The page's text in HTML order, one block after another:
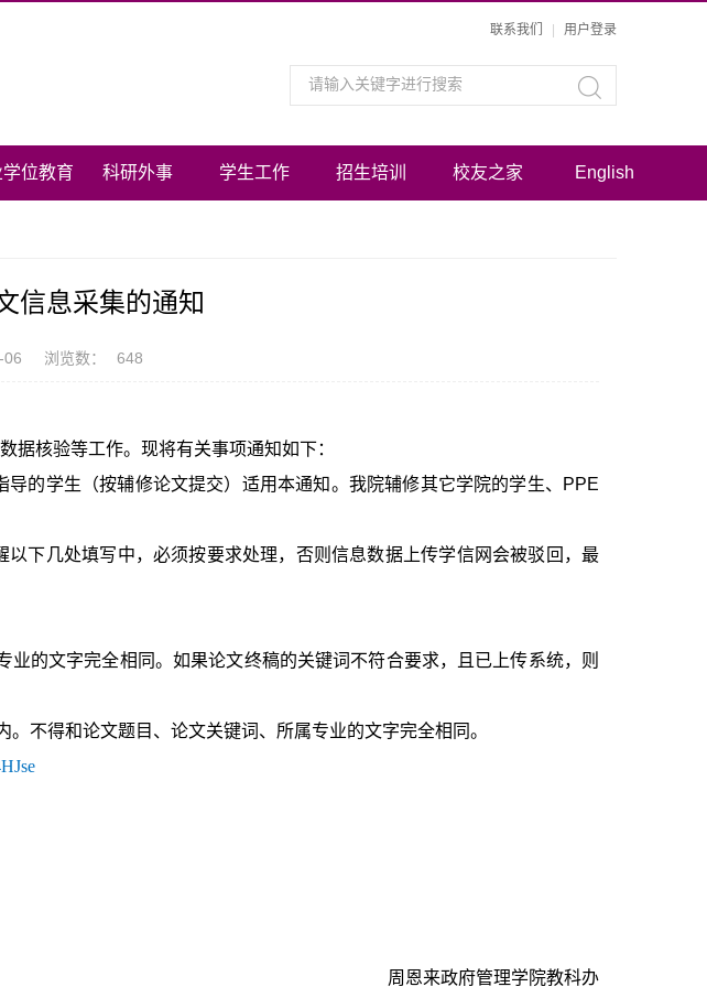
联系我们 用户登录
位教育 科研外事 学生工作 招生培训 校友之家 English
信息采集的通知
06 浏览数： 648
据核验等工作。现将有关事项通知如下：
导的学生（按辅修论文提交）适用本通知。我院辅修其它学院的学生、
PPE
下几处填写中，必须按要求处理，否则信息数据上传学信网会被驳回，最
的文字完全相同。如果论文终稿的关键词不符合要求，且已上传系统，则
。不得和论文题目、论文关键词、所属专业的文字完全相同。
周恩来政府管理学院教科办